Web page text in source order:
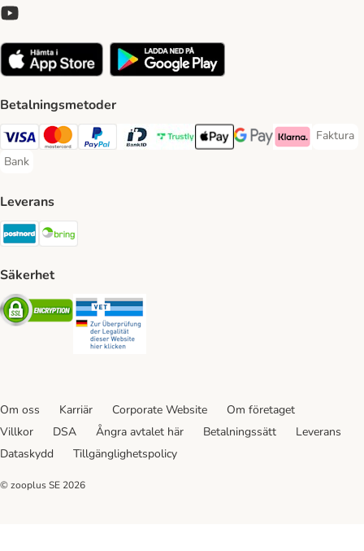
Betalningsmetoder
Visa Payment Method
Mastercard Payment Method
PayPal Payment Method
BankID Payment Method
Trustly Payment Method
Apple Pay Payment Method
Googple Pay Payment
Klarna Payment
Faktura
Faktura
Bank
Bank Payment Method
Leverans
Postnord Shipping Method
Säkerhet
Security
Om oss Karriär Corporate Website
Om företaget
Villkor
DSA Ångra avtalet här Betalningssätt
Leverans
Dataskydd
Tillgänglighetspolicy
© zooplus SE 2026